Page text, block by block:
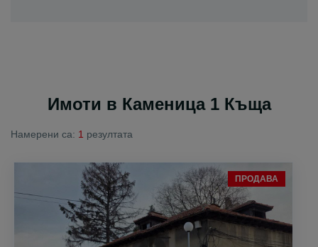
Имоти в Каменица 1 Къща
Намерени са: 1 резултата
ПРОДАВА